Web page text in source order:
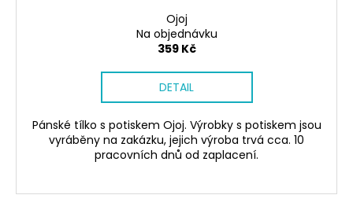
Ojoj
Na objednávku
359 Kč
DETAIL
Pánské tílko s potiskem Ojoj. Výrobky s potiskem jsou
vyráběny na zakázku, jejich výroba trvá cca. 10
pracovních dnů od zaplacení.